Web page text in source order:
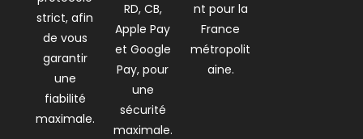
strict, afin
de vous
garantir
une
fiabilité
maximale.
RD, CB,
Apple Pay
et Google
Pay, pour
une
sécurité
maximale.
nt pour la
France
métropolit
aine.